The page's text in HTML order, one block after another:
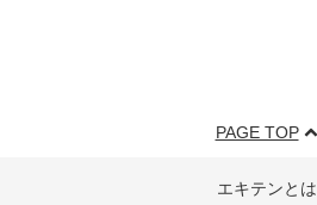
PAGE TOP
エキテンとは